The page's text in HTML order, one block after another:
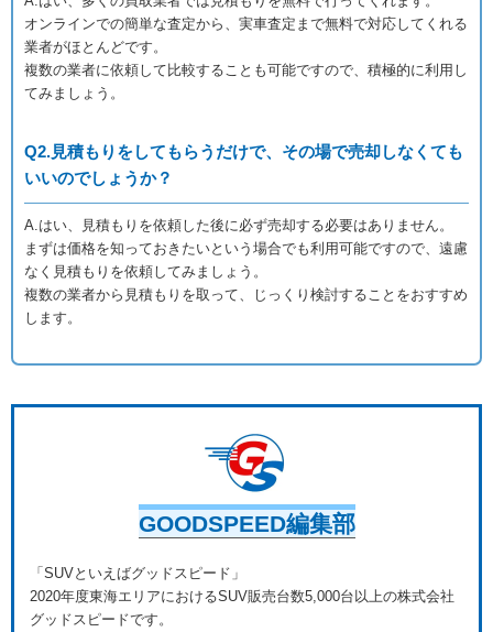
オンラインでの簡単な査定から、実車査定まで無料で対応してくれる
業者がほとんどです。
複数の業者に依頼して比較することも可能ですので、積極的に利用し
てみましょう。
Q2.見積もりをしてもらうだけで、その場で売却しなくても
いいのでしょうか？
A.はい、見積もりを依頼した後に必ず売却する必要はありません。
まずは価格を知っておきたいという場合でも利用可能ですので、遠慮
なく見積もりを依頼してみましょう。
複数の業者から見積もりを取って、じっくり検討することをおすすめ
します。
GOODSPEED編集部
「SUVといえばグッドスピード」
2020年度東海エリアにおけるSUV販売台数5,000台以上の株式会社
グッドスピードです。